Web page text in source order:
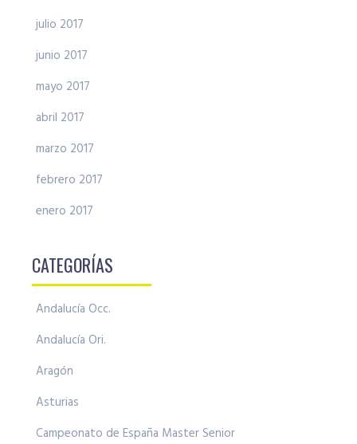
julio 2017
junio 2017
mayo 2017
abril 2017
marzo 2017
febrero 2017
enero 2017
CATEGORÍAS
Andalucía Occ.
Andalucía Ori.
Aragón
Asturias
Campeonato de España Master Senior